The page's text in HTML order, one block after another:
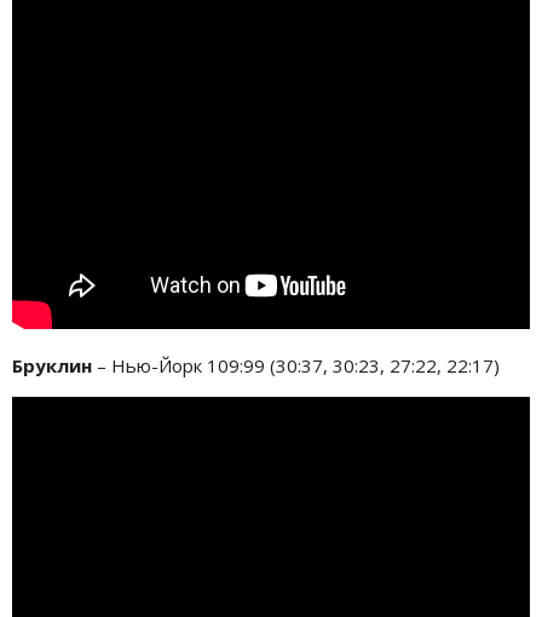
Бруклин – Нью-Йорк 109:99 (30:37, 30:23, 27:22, 22:17)